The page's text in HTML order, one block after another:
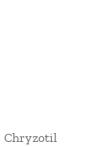
Chryzotil